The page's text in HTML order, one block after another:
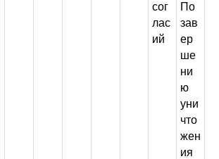
сог
лас
ий
По
зав
ер
ше
ни
ю
уни
что
жен
ия